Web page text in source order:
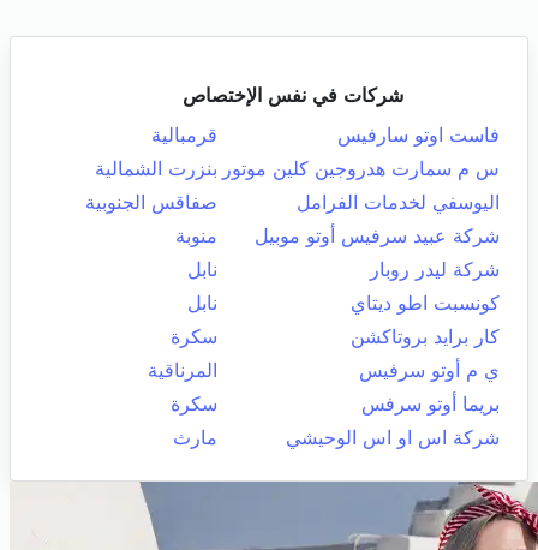
شركات في نفس الإختصاص
فاست اوتو سارفيس
قرمبالية
س م سمارت هدروجين كلين موتور بنزرت الشمالية
اليوسفي لخدمات الفرامل
صفاقس الجنوبية
شركة عبيد سرفيس أوتو موبيل
منوبة
شركة ليدر روبار
نابل
كونسبت اطو ديتاي
نابل
كار برايد بروتاكشن
سكرة
ي م أوتو سرفيس
المرناقية
بريما أوتو سرفس
سكرة
شركة اس او اس الوحيشي
مارث